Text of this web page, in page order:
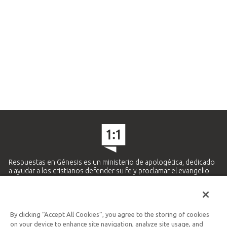
Respuestas en Génesis es un ministerio de apologética, dedicado
a ayudar a los cristianos defender su fe y proclamar el evangelio
Ministerio Hispano y Latinoamericano
By clicking “Accept All Cookies”, you agree to the storing of cookies
on your device to enhance site navigation, analyze site usage, and